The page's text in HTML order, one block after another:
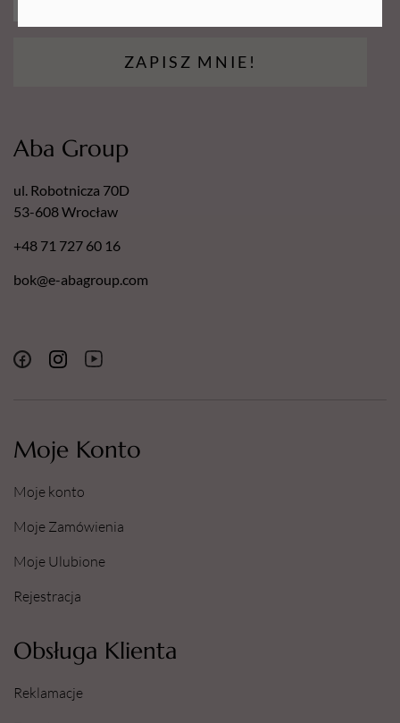
ZAPISZ MNIE!
Moje Konto
Moje konto
Moje Zamówienia
Moje Ulubione
Rejestracja
Obsługa Klienta
Reklamacje
Aba Group
ul. Robotnicza 70D
53-608 Wrocław
+48 71 727 60 16
bok@e-abagroup.com